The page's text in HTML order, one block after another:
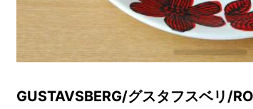
GUSTAVSBERG/グスタフスベリ/